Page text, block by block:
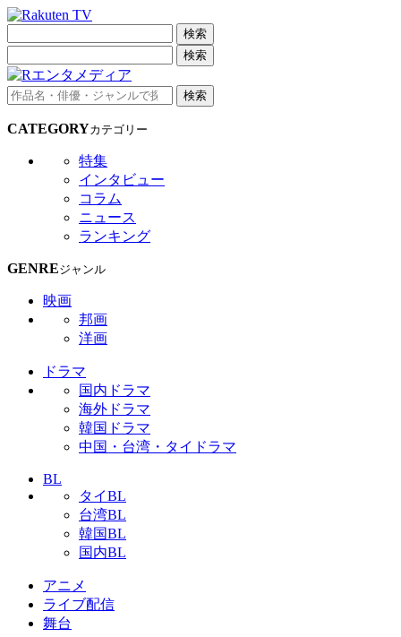
検索
検索
検索
CATEGORYカテゴリー
特集
インタビュー
コラム
ニュース
ランキング
GENREジャンル
映画
邦画
洋画
ドラマ
国内ドラマ
海外ドラマ
韓国ドラマ
中国・台湾・タイドラマ
BL
タイBL
台湾BL
韓国BL
国内BL
アニメ
ライブ配信
舞台